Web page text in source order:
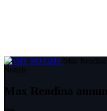
HOME NOTIZIE Max
Notizie
Max Rendina